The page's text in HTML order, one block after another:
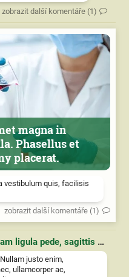
zobrazit další komentáře (1)
magna in
Phasellus et
placerat.
vestibulum quis, facilisis
zobrazit další komentáře (1)
Článek 4 aenean placerat. Etiam ligula pede, sagittis quis, interdum ultricies, scelerisque eu.
justo enim,
ullamcorper ac,